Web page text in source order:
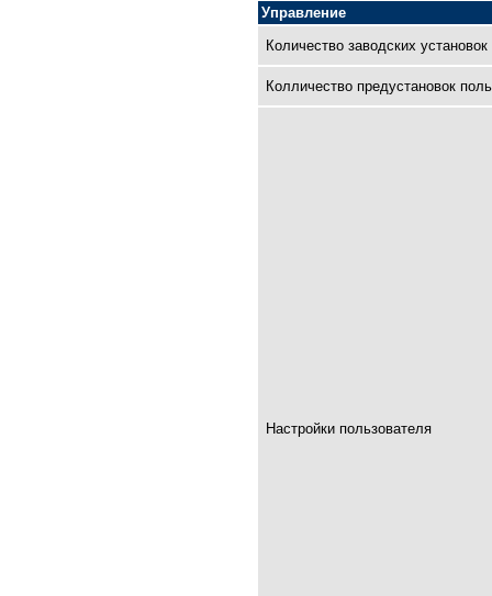
Управление
Количество заводских установок
Колличество предустановок
Настройки пользователя